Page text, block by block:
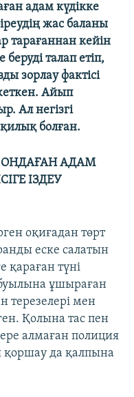
адам күдікке
жас баланы
тарағаннан кейін
талап етіп,
зорлау фактісі
Айып
Ал негізгі
болған.
ОНДАҒАН АДАМ
ІЗДЕУ
оқиғадан төрт
еске салатын
қараған түні
ұшыраған
терезелері мен
Қолына тас пен
алмаған полиция
қоршау да қалпына